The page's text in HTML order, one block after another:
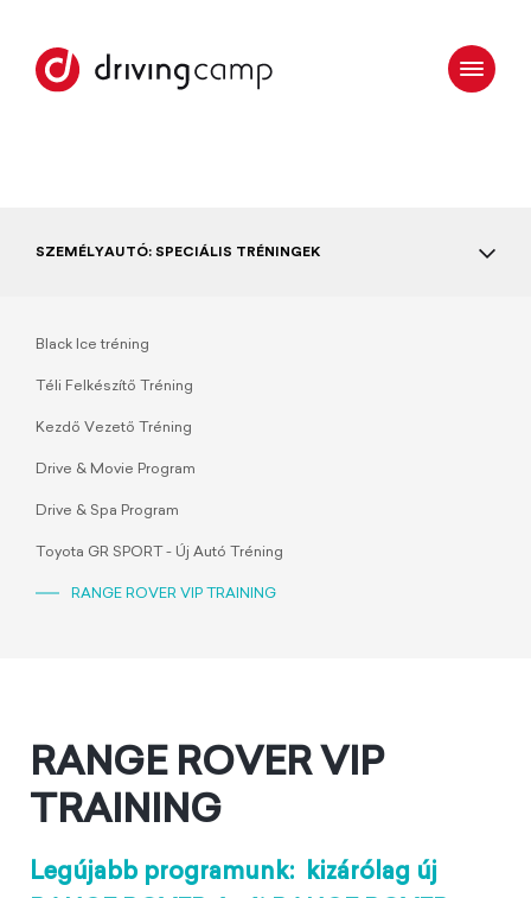
SZEMÉLYAUTÓ: SPECIÁLIS TRÉNINGEK
Black Ice tréning
Téli Felkészítő Tréning
Kezdő Vezető Tréning
Drive & Movie Program
Drive & Spa Program
Toyota GR SPORT - Új Autó Tréning
RANGE ROVER VIP TRAINING
RANGE ROVER VIP
TRAINING
Legújabb programunk: kizárólag új